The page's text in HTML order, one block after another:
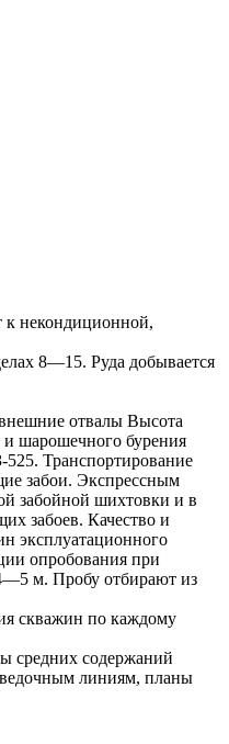
к некондиционной,
8—15. Руда добывается
отвалы Высота
шарошечного бурения
Транспортирование
забои. Экспрессным
забойной шихтовки и в
забоев. Качество и
эксплуатационного
опробования при
м. Пробу отбирают из
скважин по каждому
средних содержаний
линиям, планы